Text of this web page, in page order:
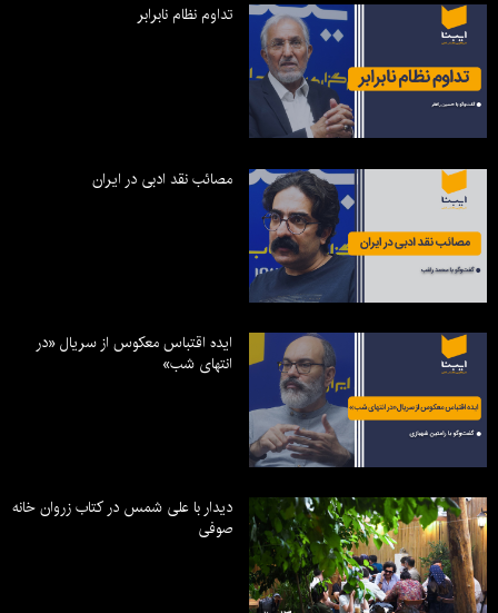
تداوم نظام نابرابر
مصائب نقد ادبی در ایران
ایده اقتباس معکوس از سریال «در
انتهای شب»
دیدار با علی شمس در کتاب زروان خانه
صوفی